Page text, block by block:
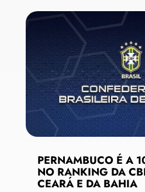
PERNAMBUCO É A
NO RANKING DA
CEARÁ E DA BAHIA